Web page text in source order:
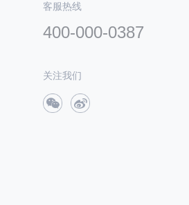
客服热线
400-000-0387
关注我们